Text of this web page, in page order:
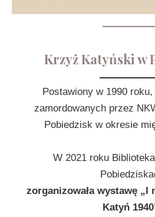
Krzyż Katyński w
Postawiony w 1990
zamordowanych przez
Pobiedzisk w okresie
W 2021 roku
zorganizowała wystawę
Katyń